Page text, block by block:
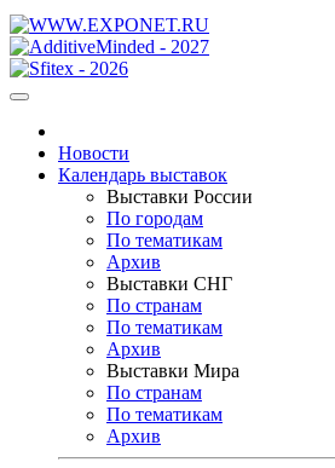
Новости
Календарь выставок
Выставки России
По городам
По тематикам
Архив
Выставки СНГ
По странам
По тематикам
Архив
Выставки Мира
По странам
По тематикам
Архив